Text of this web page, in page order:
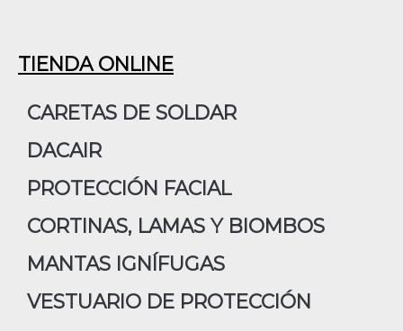
TIENDA ONLINE
CARETAS DE SOLDAR
DACAIR
PROTECCIÓN FACIAL
CORTINAS, LAMAS Y BIOMBOS
MANTAS IGNÍFUGAS
VESTUARIO DE PROTECCIÓN